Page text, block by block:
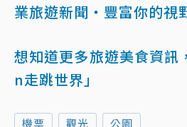
業旅遊新聞‧豐富你的視
想知道更多旅遊美食資訊
n走跳世界」
機票 觀光 公園